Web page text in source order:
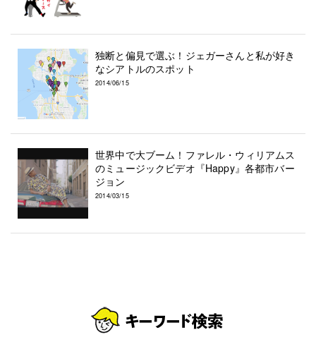
独断と偏見で選ぶ！ジェガーさんと私が好き
なシアトルのスポット
2014/06/15
世界中で大ブーム！ファレル・ウィリアムス
のミュージックビデオ『Happy』各都市バー
ジョン
2014/03/15